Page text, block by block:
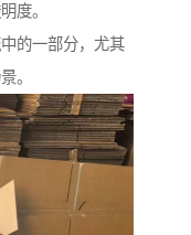
度。
的一部分，尤其
。